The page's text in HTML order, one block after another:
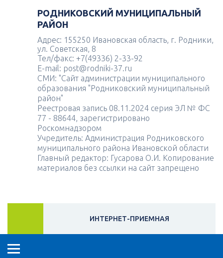
РОДНИКОВСКИЙ МУНИЦИПАЛЬНЫЙ
РАЙОН
Адрес: 155250 Ивановская область, г. Родники,
ул. Советская, 8
Тел/факс: +7(49336) 2-33-92
E-mail: post@rodniki-37.ru
СМИ: "Сайт администрации муниципального
образования "Родниковский муниципальный
район"
Реестровая запись 08.11.2024 серия ЭЛ № ФС
77 - 88644, зарегистрировано
Роскомнадзором
Учредитель: Администрация Родниковского
муниципального района Ивановской области
Главный редактор: Гусарова О.И. Копирование
материалов без ссылки на сайт запрещено
ИНТЕРНЕТ-ПРИЕМНАЯ